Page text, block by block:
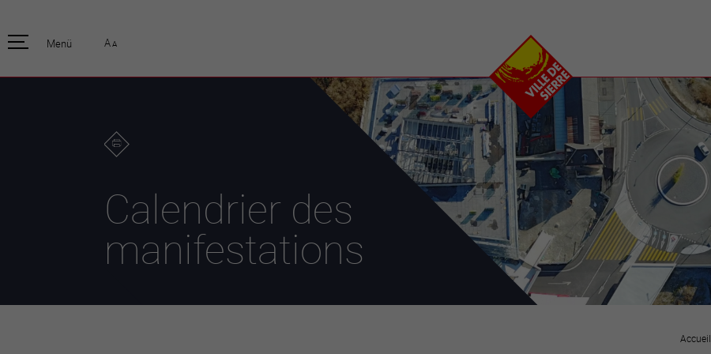
Enfants et écoliers
Formation
environnement
Informations parcelles
Guichet virtuel
Annuaire communal
Emplois
Organisation
communale
Programme de
législature 2025-2028
Stratégies
Jumelage
Manifestations
Art et culture
Sport et loisirs
Vins, gastronomie et
séjours
Clubs et associations
Nature
Projets
Chantiers en ville
Plan directeur du
centre-ville
Menü A A
Calendrier des
manifestations
Accueil